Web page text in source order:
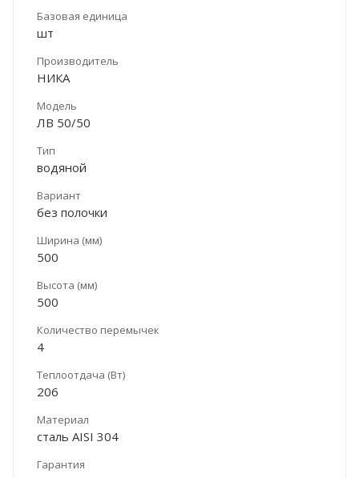
Базовая единица
шт
Производитель
НИКА
Модель
ЛВ 50/50
Тип
водяной
Вариант
без полочки
Ширина (мм)
500
Высота (мм)
500
Количество перемычек
4
Теплоотдача (Вт)
206
Материал
сталь AISI 304
Гарантия